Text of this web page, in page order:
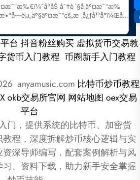
台 抖音粉丝购买虚拟货币交易教
货币入门教程 币圈新手入门教程
anyamusic.com 比特币炒币教程
okb交易所官网 网站地图 oex交易
平台
门，提供系统的比特币、加密货
程，深度拆解炒币核心逻辑与实
深导师编写，配套案例解析与风
、资料下载，助力新手安全掌握